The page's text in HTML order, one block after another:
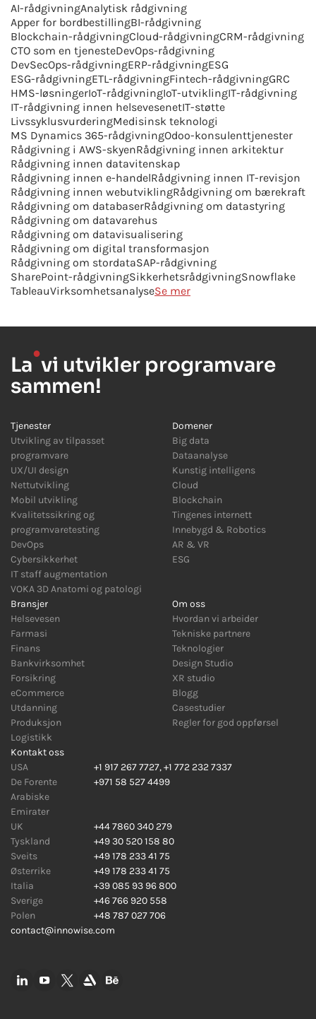
AI-rådgivningAnalytisk rådgivning
Apper for bordbestillingBI-rådgivning
Blockchain-rådgivningCloud-rådgivningCRM-rådgivning
CTO som en tjenesteDevOps-rådgivning
DevSecOps-rådgivningERP-rådgivningESG
ESG-rådgivningETL-rådgivningFintech-rådgivningGRC
HMS-løsningerIoT-rådgivningIoT-utviklingIT-rådgivning
IT-rådgivning innen helsevesenetIT-støtte
LivssyklusvurderingMedisinsk teknologi
MS Dynamics 365-rådgivningOdoo-konsulenttjenester
Rådgivning i AWS-skyenRådgivning innen arkitektur
Rådgivning innen datavitenskap
Rådgivning innen e-handelRådgivning innen IT-revisjon
Rådgivning innen webutviklingRådgivning om bærekraft
Rådgivning om databaserRådgivning om datastyring
Rådgivning om datavarehus
Rådgivning om datavisualisering
Rådgivning om digital transformasjon
Rådgivning om stordataSAP-rådgivning
SharePoint-rådgivningSikkerhetsrådgivningSnowflake
TableauVirksomhetsanalyseSe mer
La●vi utvikler programvare
sammen!
Tjenester
Utvikling av tilpasset
programvare
UX/UI design
Nettutvikling
Mobil utvikling
Kvalitetssikring og
programvaretesting
DevOps
Cybersikkerhet
IT staff augmentation
VOKA 3D Anatomi og patologi
Domener
Big data
Dataanalyse
Kunstig intelligens
Cloud
Blockchain
Tingenes internett
Innebygd & Robotics
AR & VR
ESG
Bransjer
Helsevesen
Farmasi
Finans
Bankvirksomhet
Forsikring
eCommerce
Utdanning
Produksjon
Logistikk
Om oss
Hvordan vi arbeider
Tekniske partnere
Teknologier
Design Studio
XR studio
Blogg
Casestudier
Regler for god oppførsel
Kontakt oss
USA
+1 917 267 7727,+1 772 232 7337
De Forente
Arabiske
Emirater
+971 58 527 4499
UK
+44 7860 340 279
Tyskland
+49 30 520 158 80
Sveits
+49 178 233 41 75
Østerrike
+49 178 233 41 75
Italia
+39 085 93 96 800
Sverige
+46 766 920 558
Polen
+48 787 027 706
contact@innowise.com